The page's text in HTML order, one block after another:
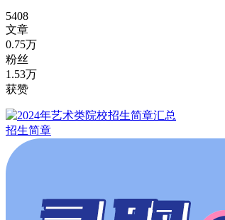
5408
文章
0.75万
粉丝
1.53万
获赞
招生简章